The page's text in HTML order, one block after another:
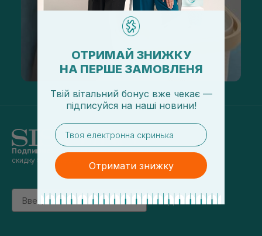
Подпишись на наши новостии получай
скидку 5% на первый заказ
Email
підписатись
ОТРИМАЙ ЗНИЖКУ
НА ПЕРШЕ ЗАМОВЛЕНЯ
Твій вітальний бонус вже чекає —
підписуйся на наші новини!
email
Отримати знижку